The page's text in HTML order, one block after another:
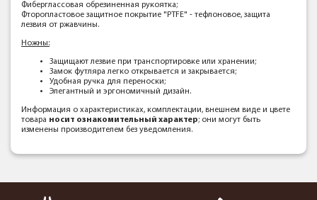
Фиберглассовая обрезиненная рукоятка;
Фторопластовое защитное покрытие "PTFE" - тефлоновое, защита
лезвия от ржавчины.
Ножны:
Защищают лезвие при транспортировке или хранении;
Замок футляра легко открывается и закрывается;
Удобная ручка для переноски;
Элегантный и эргономичный дизайн.
Информация о характеристиках, комплектации, внешнем виде и цвете
товара носит ознакомительный характер; они могут быть
изменены производителем без уведомления.